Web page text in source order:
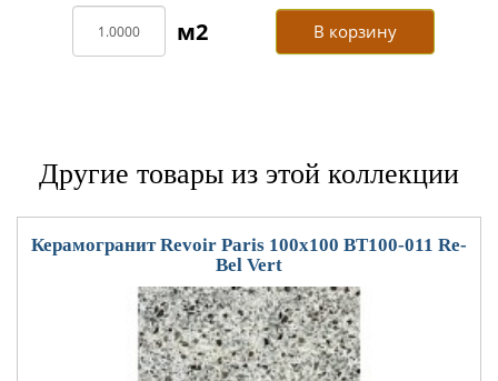
В корзину
Другие товары из этой коллекции
Керамогранит Revoir Paris 100x100 BT100-011 Re-
Bel Vert